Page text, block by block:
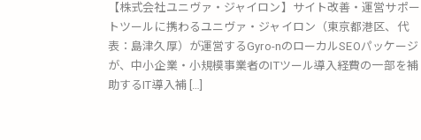
【株式会社ユニヴァ・ジャイロン】サイト改善・運営サポー
トツールに携わるユニヴァ・ジャイロン（東京都港区、代
表：島津久厚）が運営するGyro-nのローカルSEOパッケージ
が、中小企業・小規模事業者のITツール導入経費の一部を補
助するIT導入補 […]